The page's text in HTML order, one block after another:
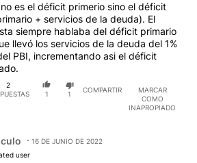
es el déficit primerio sino el déficit
+ servicios de la deuda). El
siempre hablaba del déficit primario
llevó los servicios de la deuda del 1%
PBI, incrementando asi el déficit
2
1 1
COMPARTIR
MARCAR
COMO
INAPROPIADO
16 DE JUNIO DE 2022
user